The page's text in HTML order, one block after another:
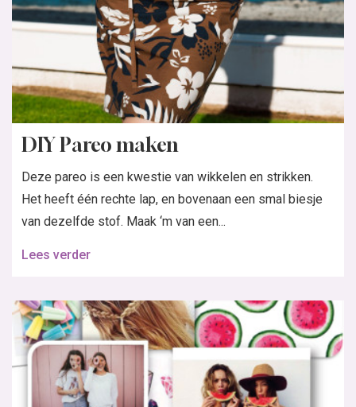
DIY Pareo maken
Deze pareo is een kwestie van wikkelen en strikken.
Het heeft één rechte lap, en bovenaan een smal biesje
van dezelfde stof. Maak ‘m van een...
Lees verder